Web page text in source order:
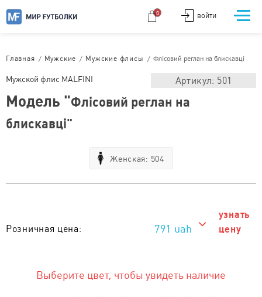
ВОЙТИ
0
Главная / Мужские / Мужские флисы / Флісовий реглан на блискавці
Женская: 504
Розничная цена: 791 uah
узнать
цену
Выберите цвет, чтобы увидеть наличие
Мужской флис MALFINI Артикул: 501
Модель "Флісовий реглан на
блискавці"